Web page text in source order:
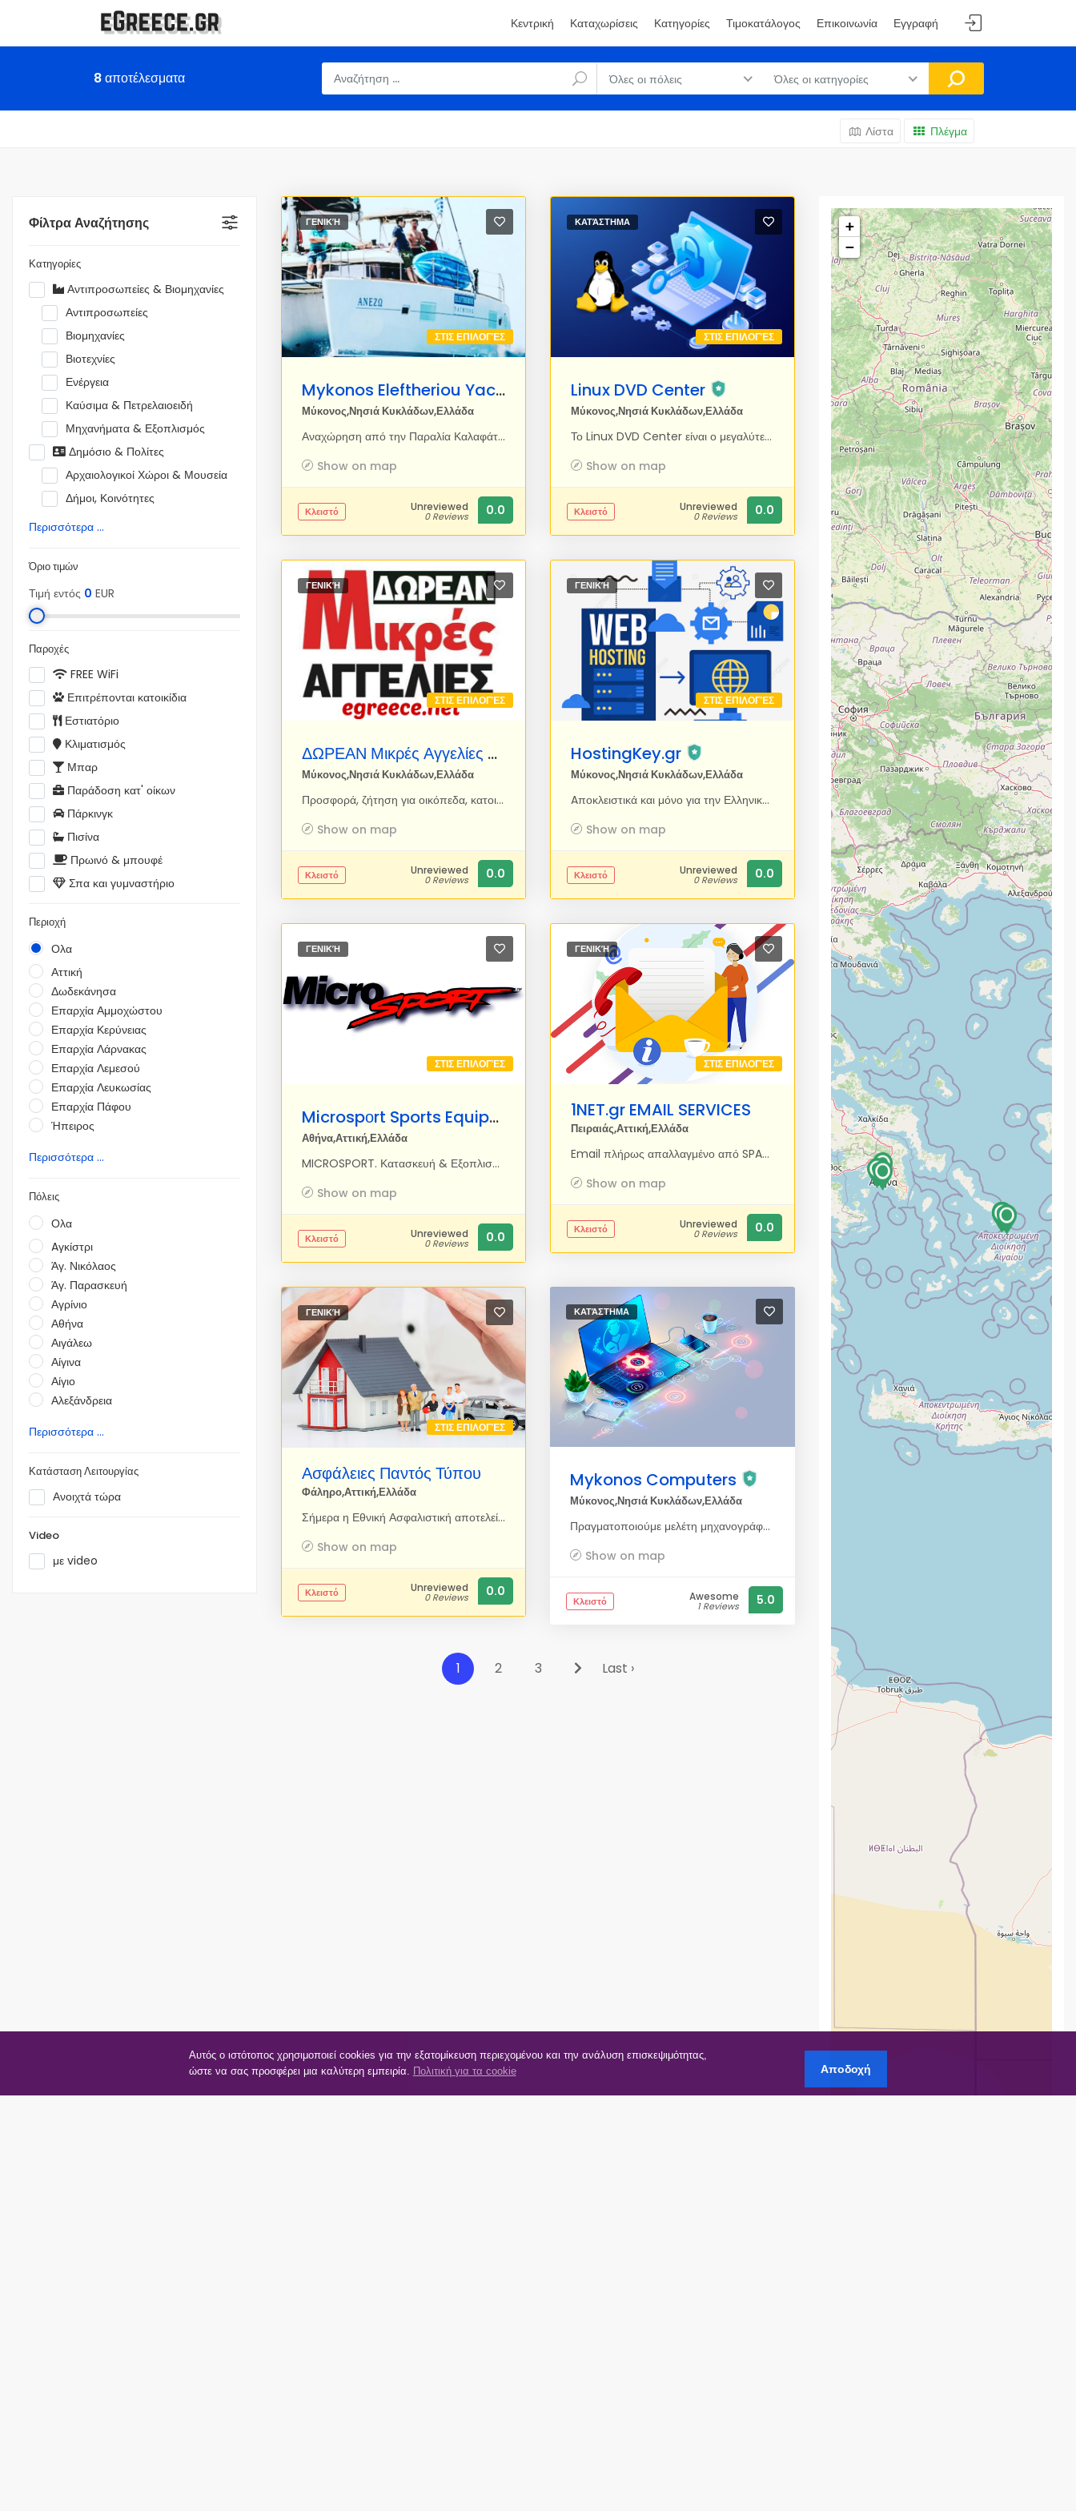
Κεντρική Καταχωρίσεις Κατηγορίες Τιμοκατάλογος Επικοινωνία Εγγραφή
8αποτέλεσματα Όλες οι πόλεις Όλες οι κατηγορίες
Πλέγμα
Λίστα
Φίλτρα Αναζήτησης
Κατηγορίες
Αντιπροσωπείες & Βιομηχανίες
Αντιπροσωπείες
Βιομηχανίες
Βιοτεχνίες
Ενέργεια
Καύσιμα & Πετρελαιοειδή
Μηχανήματα & Εξοπλισμός
Δημόσιο & Πολίτες
Αρχαιολογικοί Χώροι & Μουσεία
Δήμοι, Κοινότητες
Περισσότερα ...
Όριο τιμών
Τιμή εντός 0 EUR
Παροχές
FREE WiFi
Επιτρέπονται κατοικίδια
Εστιατόριο
Κλιματισμός
Μπαρ
Παράδοση κατ' οίκων
Πάρκινγκ
Πισίνα
Πρωινό & μπουφέ
Σπα και γυμναστήριο
Περιοχή
Ολα
Αττική
Δωδεκάνησα
Επαρχία Αμμοχώστου
Επαρχία Κερύνειας
Επαρχία Λάρνακας
Επαρχία Λεμεσού
Επαρχία Λευκωσίας
Επαρχία Πάφου
Ήπειρος
Περισσότερα ...
Πόλεις
Ολα
Aγκίστρι
Άγ. Νικόλαος
Άγ. Παρασκευή
Αγρίνιο
Αθήνα
Αιγάλεω
Αίγινα
Αίγιο
Αλεξάνδρεια
Περισσότερα ...
Κατάσταση Λειτουργίας
Ανοιχτά τώρα
Video
με video
ΣΤΙΣ ΕΠΙΛΟΓΈΣ
ΓΕΝΙΚΉ
Mykonos Eleftheriou Yachting
Μύκονος,Νησιά Κυκλάδων,Ελλάδα
Αναχώρηση από την Παραλία Καλαφάτη στις 12 µ.µ. Επίσκεψη στις Παραλίες της Ρήνιας και στις νότιες παραλίες της Μυκόνου: Καλό Λιβαδι,΄Ελια, Αγράρι, Super Paradise, Paradise, Παράγκα, Πλατύς Γιαλός και Oρνός. (Η επίσκεψη στο νησί ∆ήλος πραγµατοποιείται κατόπιν αιτήσεως). Επιστροφή στην Παραλία Καλαφάτης στις 20:00.
Show on map
Κλειστό Unreviewed
0 Reviews 0.0
ΣΤΙΣ ΕΠΙΛΟΓΈΣ
ΚΑΤΆΣΤΗΜΑ
Linux DVD Center
Μύκονος,Νησιά Κυκλάδων,Ελλάδα
Το Linux DVD Center είναι ο μεγαλύτερος κατασκευαστής DVD Linux στον κόσμο για ιδιώτες, λιανοπωλητές και μεταπωλητές. Παρέχουμε δίσκους DVD Linux για προσωπική χρήση ή μεταπώληση παγκοσμίως. Επειδή κατασκευάζουμε κάθε μέρος του έργου DVD σας εδώ στο δικό μας εργοστάσιο, το Linux DVD Center μπορεί να σας παραδώσει DVD υψηλής ποιότητας σε θήκες σε μόλις 3 ημέρες ή και λιγότερο. Η συσκευασία των θηκών DVD μας περιλαμβάνει περιτύλιγμα από πολυαιθυλένιο και την επιλογή σας από μαύρες, λευκές ή διαφανείς θήκες. Όλα τα πακέτα DVD μας εκτυπώνονται χρησιμοποιώντας μόνο μη τοξικά, φυτικής προέλευσης, βιοδιασπώμενα μελάνια για μια πλούσια, ζωντανή εμφάνιση που είναι απαράμιλλη στον κλάδο. Προσθέστε σε όλα αυτά την 100% Εγγύηση Ικανοποίησης, την Υπόσχεση Χαμηλής Τιμής και τους χρόνους παράδοσης της ημέρας και έχετε την καλύτερη παραγωγή DVD που υπάρχει. Γιατί ο δίσκος μας είναι η μόνη επιλογή για την παραγωγή DVD Linux - Τα DVD σας θα φαίνονται καταπληκτικά, χάρη στην βραβευμένη, έγχρωμη εκτύπωση μεταξοτυπίας σε δίσκο. - Τα βιοδιασπώμενα μελάνια μας με φυτική βάση παράγουν μερικά από τα πιο πλούσια και ζωντανά χρώματα που υπάρχουν. - Η Υπόσχεση Χαμηλής Τιμής μας σημαίνει ότι δεν θα πληρώσετε ποτέ πάρα πολλά για αντιγραφή ή αναπαραγωγή δίσκων υψηλής ποιότητας. - Εγγυόμαστε τους χρόνους παραγωγής μας (δεν εγγυόμαστε τους χρόνους αποστολής). Εάν χάσουμε την εγγυημένη ημερομηνία παραγωγής, θα το διορθώσουμε. - Όλα τα πακέτα μας καλύπτονται από την εγγύηση ικανοποίησης. - Ξεκινήστε την παραγωγή των δίσκων σας σήμερα, χάρη στις γρήγορες εφαρμογές online παραγγελίας.
Show on map
Κλειστό Unreviewed
0 Reviews 0.0
ΣΤΙΣ ΕΠΙΛΟΓΈΣ
ΓΕΝΙΚΉ
ΔΩΡΕΑΝ Μικρές Αγγελίες
Μύκονος,Νησιά Κυκλάδων,Ελλάδα
Προσφορά, ζήτηση για οικόπεδα, κατοικίες, σπίτια, ακίνητα, αυτοκίνητα, σκάφη, μηχανήματα, εξοπλισμός, είδη γραφείου, κατοικίδια, κοινωνικά, γνωριμίες, προσφορές, υπηρεσίες, θέσεις εργασίας, καινούρια και μεταχειρισμένα προϊόντα Αυτόματη δημοσίευση αγγελίας, εντελώς δωρεάν, αναζήτηση ανά κατηγορία και περιοχή.
Show on map
Κλειστό Unreviewed
0 Reviews 0.0
ΣΤΙΣ ΕΠΙΛΟΓΈΣ
ΓΕΝΙΚΉ
HostingKey.gr
Μύκονος,Νησιά Κυκλάδων,Ελλάδα
Aποκλειστικά και μόνο για την Ελληνική αγορά, παρέχουμε μόνο εμείς φιλοξενία ιστοσελίδων (Web Hosting) από €2 / μήνα και εντελώς ΔΩΡΕΑΝ .GR Domain Name. Δίνουμε έτσι την δυνατότητα σε όλους να έχουν το δικό τους web site με ένα ελάχιστο κόστος. Φιλοξενία ιστοσελίδων στην Ελλάδα σε ασυναγώνιστες τιμές. Νέας γενιάς servers με αδιάκοπη λειτουργία και 24ωρη υποστήριξη. Η HostingKey, είναι ένας πάροχος φιλοξενίας που απευθύνεται τόσο σε ιδιώτες όσο και σε επαγγελματίες ή μεγάλες επιχειρήσεις.
Show on map
Κλειστό Unreviewed
0 Reviews 0.0
ΣΤΙΣ ΕΠΙΛΟΓΈΣ
ΓΕΝΙΚΉ
Microspοrt Sports Equipment
Αθήνα,Αττική,Ελλάδα
MICROSPORT. Κατασκευή & Εξοπλισμός Αθλητικών Εγκαταστάσεων και Πάρκων Αναψυχής. Εξοπλισμός αθλημάτων & αθλητικών εγκαταστάσεων
Show on map
Κλειστό Unreviewed
0 Reviews 0.0
ΣΤΙΣ ΕΠΙΛΟΓΈΣ
ΓΕΝΙΚΉ
1NET.gr EMAIL SERVICES
Πειραιάς,Αττική,Ελλάδα
Email πλήρως απαλλαγμένο από SPAM & VIRUS Αγοράστε σήμερα το δικό σας email@1NET.gr πλήρως απαλλαγμένο και καθαρό από ιούς και spam. Μπορείτε να το διαχειριστείτε εύκολα από οπουδήποτε, τον ηλεκτρονικό υπολογιστή σας το κινητό σας. Λειτουργεί και ως POP3 και ως IMAP Μόνο με €10 εφάπαξ έχετε το email της επιλογής σας! - Σάρωση ιών και ανεπιθύμητων μηνυμάτων για όλα τα email. - Καθαρά μηνύματα ηλεκτρονικού ταχυδρομείου από spam & ιούς. - Πρόσβαση από οπουδήποτε χρησιμοποιώντας οποιοδήποτε Web Browser webmail.1net.gr - Πρόσβαση από τον λογαριασμό αλληλογραφίας - SMTP/POP3/IMAP - Πρόσβαση από το κινητό σας τηλέφωνο - Εγκαταστήστε οποιαδήποτε εφαρμογή αλληλογραφίας - Δεν υπάρχουν ανεπιθύμητες διαφημίσεις στο γραμματοκιβώτιό σας. - Απεριόριστος αριθμός email ανά ημέρα. - Μέγεθος γραμματοκιβωτίου 1GB, Μέγιστο μέγεθος μηνύματος 2MB. - Μπορείτε να χρησιμοποιείτε αυτό το email για πάντα. - Αμεση τηλεφωνική υποστήριξη σε κάθε πρόβλημα ή ερώτημα.
Show on map
Κλειστό Unreviewed
0 Reviews 0.0
ΣΤΙΣ ΕΠΙΛΟΓΈΣ
ΓΕΝΙΚΉ
Ασφάλειες Παντός Τύπου
Φάληρο,Αττική,Ελλάδα
Σήμερα η Εθνική Ασφαλιστική αποτελεί την Πρώτη και Μεγαλύτερη Ασφαλιστική Εταιρεία στην Ελλάδα ...και έχει ζωή πάνω από 120 έτη. Ιδρύθηκε το 1891 από την Εθνική Τράπεζα που είναι σήμερα ο κυριότερος μέτοχός της. Απασχολεί πάνω από 1000 ειδικούς υπαλλήλους, σε μεγάλο ποσοστό επιστήμονες. Διαθέτει ένα ευρύ δίκτυο από 67 υποκαταστήματα, 150 γραφεία πωλήσεων, 900 πρακτορεία σε όλη τη χώρα και 4.500 συνεργάτες (Ασφαλιστικούς Συμβούλους) έτοιμους να αντιμετωπίσουν οποιοδήποτε πρόβλημα των πελατών της. Έχει οργάνωση και δυνατότητα στο διακανονισμό και στην γρήγορη αποζημίωση οποιαδήποτε ζημιάς, με το ON-LINE μηχανογραφικό σύστημα, σ` οποιοδήποτε σημείο της Ελλάδας. Ενδεικτικό είναι ότι κάθε εργάσιμη ημέρα, η "ΕΘΝΙΚΗ" πληρώνει για αποζημιώσεις 400.000 Ευρώ περίπου. Γι` αυτό η Εθνικής Ασφαλιστικής εμπνέει σιγουριά. Γιατί να επιλέξετε εμάς; Με την εγγύηση της Εθνική Ασφαλιστική σας προσφέρουμε τα πιο ολοκληρωμένα και οικονομικά συμβόλαια που αφορούν την Υγεία, τη Σύνταξη, το Αυτοκίνητο καθώς και τα ακίνητα σας και κυρίως βρισκόμαστε πάντα στη διάθεση σας να σας εξυπηρετήσουμε με τον καλύτερο δυνατό τρόπο.
Show on map
Κλειστό Unreviewed
0 Reviews 0.0
ΚΑΤΆΣΤΗΜΑ
Mykonos Computers
Μύκονος,Νησιά Κυκλάδων,Ελλάδα
Πραγματοποιούμε μελέτη μηχανογράφησης μικρών, μεγάλων εταιρειών με σκοπό την παρουσία ολοκληρωμένων λύσεων για την καλύτερη δυνατή απόδοση και αδιάλειπτη λειτουργία της επιχείρησης σας. Τι θα βρείτε στο κατάστημα μας ? Στο ιδιόκτητο κατάστημά μας, στο Μαράθι Μυκόνου (Αγ. Παντελεήμονας), θα βρείτε όλα τα προϊόντα πληροφορικής, με καθημερινές προσφορές και άριστες τιμές. Ολα τα προιόντα μπορείτε να τα βρείτε, να συγκρίνετε τις τιμές μας, και να τα παραγγείλετε online, στο ηλεκτρονικό μας κατατάστημα COMPUTER SHOP - Εφαρμογές για επιχειρήσεις, καταστήματα, λογιστήρια. - Εμπορικές εφαρμογές σε online διασύνδεση με ΑΑΔΕ. - Φορολογικές Ταμειακές Μηχανές Cloud σε Η/Υ, laptop, κινητό, ή tablet. - Ψηφιακή κάρτα εργασίας - Σύνδεση εφαρμογής με ΕΡΓΑΝΗ - Η/Y, Περιφεριακά, Τηλεφωνία, Εξοπλισμός, Φωτογραφικά Ειδη - Ηλεκτρονικοί υπολογιστές, laptops, tablets, οθόνες, μνήμες, περιφερειακά. - Εκτυπωτές, αναλώσιμα, μελάνια, γραφίτες, καλώδια, ηχεία, σκληροί δίσκοι. - Μηχανές γραφείου, αριθμομηχανές, πλαστικοποιητές, projectors. - Smartphones, κινητά, σταθερά & ασύρματα τηλέφωνα, ακουστικά. - Βιντεοκάμερες, φωτογραφικά είδη, τρίποδες, κάρτες μνήμης. - Υπηρεσίες, Service, Επισκευές, Internet Services. - Οργάνωση επιχειρήσεων, λογισμικό & υπηρεσίες διαδικτύου. - Κατασκευή & φιλοξενία ιστοσελίδων & eshop (web hosting & design). - Καταχωρήσεις ονομάτων .gr, .eu, .us, .com, .net, .org, .info κτλ. - Υπηρεσίες cloud, για την αποθήκευση και συγχρονισμό δεδομένων. - Επισκευές, service ηλεκτρονικών υπολογιστών & laptop. - Εγκαταστάσεις λειτουργικών Windows, Linux & προγραμμάτων.
Show on map
Κλειστό Awesome
1 Reviews 5.0
1 2 3 Last ›
+
−
Αυτός ο ιστότοπος χρησιμοποιεί cookies για την εξατομίκευση περιεχομένου και την ανάλυση επισκεψιμότητας,
ώστε να σας προσφέρει μια καλύτερη εμπειρία. Πολιτική για τα cookie Αποδοχή